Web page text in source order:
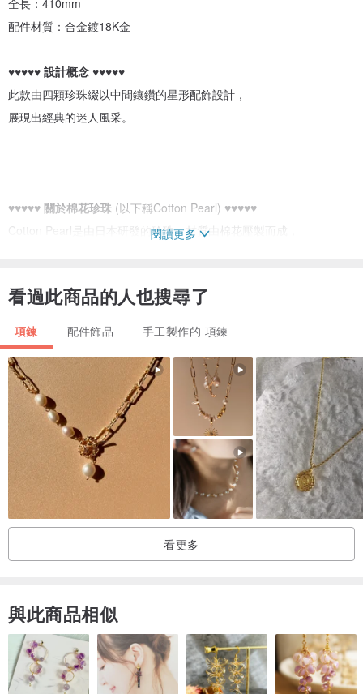
全長：410mm
配件材質：合金鍍18K金
♥♥♥♥♥ 設計概念 ♥♥♥♥♥
此款由四顆珍珠綴以中間鑲鑽的星形配飾設計，
展現出經典的迷人風采。
♥♥♥♥♥ 關於棉花珍珠 (以下稱Cotton Pearl) ♥♥♥♥♥
Cotton Pearl是由日本研發的珍珠，材質由棉花壓製而成，
Cotton pearl飾品的搭配亦可年輕或高貴，
希望每個人都能在設計中找到屬於自己的搭配。
♥♥♥♥♥購買前的小叮嚀♥♥♥♥♥
我們的飾品一直以來, 努力著希望能顛覆早期傳統所謂的[重]就是[貴]
讓女性的朋友們更能夠[輕鬆地]配戴自己所喜愛的飾品而不致於疲倦,
並且希望強調我們的飾品與淡水珍珠不同,
棉花珍珠是由日本國產棉花經過當地[特殊壓縮], 才能製作完成,
目前也[只有日本]有生產棉花珍珠的技術,
所以我們要再三地強調, 棉花珍珠並不是淡水珍珠,
但它卻比淡水珍珠更加的俱有質感與特色.
首先我們再一次希望關注我們飾品的朋友們, 能夠在[購買前],
先能了解我們棉花珍珠與一般珍珠的不同,
閱讀更多
看過此商品的人也搜尋了
項鍊 配件飾品 手工製作的 項鍊
看更多
與此商品相似